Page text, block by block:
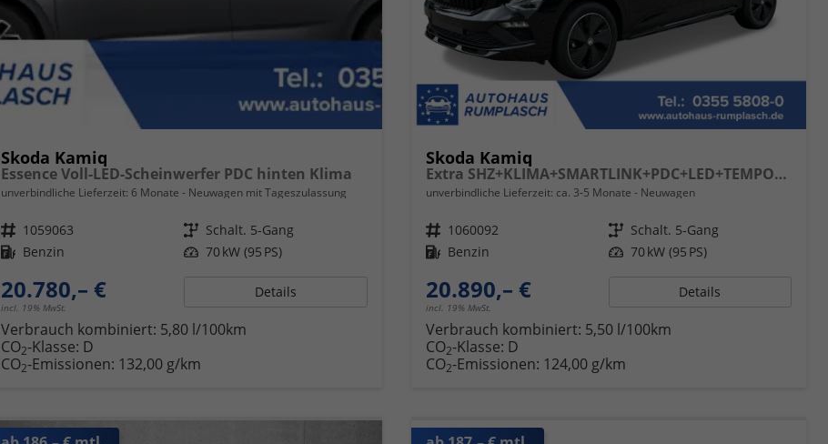
Skoda Kamiq
Essence Voll-LED-Scheinwerfer PDC hinten Klima
unverbindliche Lieferzeit: 6 Monate Neuwagen mit Tageszulassung
Fahrzeugnr. 1059063 Getriebe Schalt. 5-Gang
Kraftstoff Benzin Leistung 70 kW (95 PS)
20.780,– €
incl. 19% MwSt.
Details
Verbrauch kombiniert: 5,80 l/100km
CO2-Klasse: D
CO2-Emissionen: 132,00 g/km
Skoda Kamiq
Extra SHZ+KLIMA+SMARTLINK+PDC+LED+TEMPOMAT
unverbindliche Lieferzeit: ca. 3-5 Monate Neuwagen
Fahrzeugnr. 1060092 Getriebe Schalt. 5-Gang
Kraftstoff Benzin Leistung 70 kW (95 PS)
20.890,– €
incl. 19% MwSt.
Details
Verbrauch kombiniert: 5,50 l/100km
CO2-Klasse: D
CO2-Emissionen: 124,00 g/km